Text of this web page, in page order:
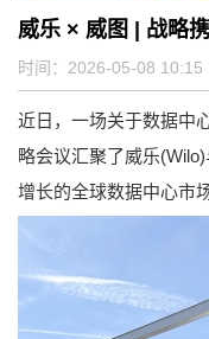
威乐 × 威图 | 战略
时间：2026-05-08 10:15
近日，一场关于数据中
略会议汇聚了威乐
增长的全球数据中心市